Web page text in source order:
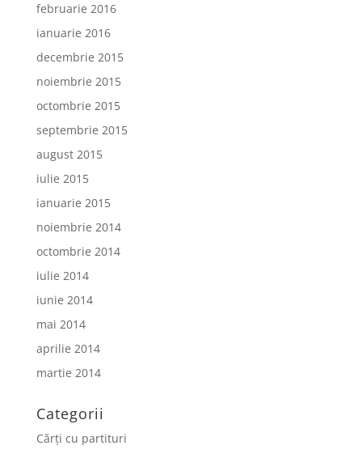
februarie 2016
ianuarie 2016
decembrie 2015
noiembrie 2015
octombrie 2015
septembrie 2015
august 2015
iulie 2015
ianuarie 2015
noiembrie 2014
octombrie 2014
iulie 2014
iunie 2014
mai 2014
aprilie 2014
martie 2014
Categorii
Cărți cu partituri